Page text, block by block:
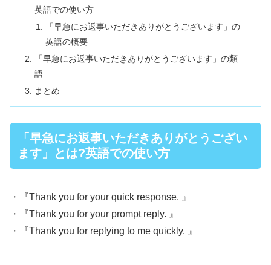
英語での使い方
「早急にお返事いただきありがとうございます」の
英語の概要
「早急にお返事いただきありがとうございます」の類
語
まとめ
「早急にお返事いただきありがとうござい
ます」とは?英語での使い方
・『Thank you for your quick response. 』
・『Thank you for your prompt reply. 』
・『Thank you for replying to me quickly. 』